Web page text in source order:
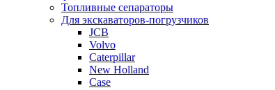
Топливные сепараторы
Для экскаваторов-погрузчиков
JCB
Volvo
Caterpillar
New Holland
Case